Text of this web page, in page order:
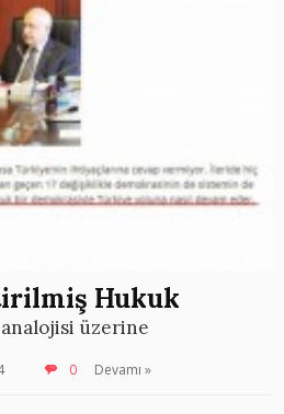
Hukuk
analojisi üzerine
0 Devamı »